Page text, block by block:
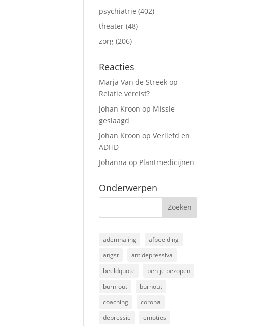
psychiatrie (402)
theater (48)
zorg (206)
Reacties
Marja Van de Streek op
Relatie vereist?
Johan Kroon op Missie
geslaagd
Johan Kroon opVerliefd en
ADHD
Johanna op Plantmedicijnen
Onderwerpen
ademhaling
afbeelding
angst
antidepressiva
beeldquote
ben je bezopen
burn-out
burnout
coaching
corona
depressie
emoties